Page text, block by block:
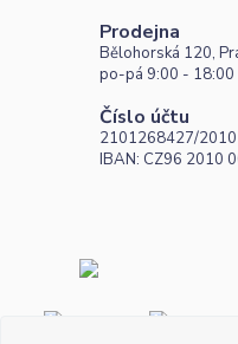
Prodejna
Bělohorská 120,
po-pá 9:00 - 18:00
Číslo účtu
2101268427/2010
IBAN: CZ96 2010